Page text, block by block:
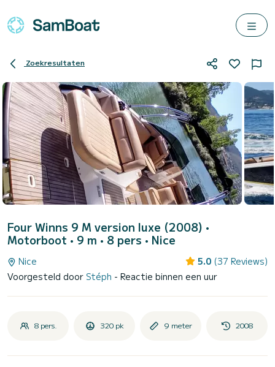
Zoekresultaten
Four Winns 9 M version luxe (2008) •
Motorboot • 9 m • 8 pers • Nice
Nice 5.0 (37 Reviews)
Voorgesteld door Stéph - Reactie binnen een uur
8 pers. 320 pk 9 meter 2008